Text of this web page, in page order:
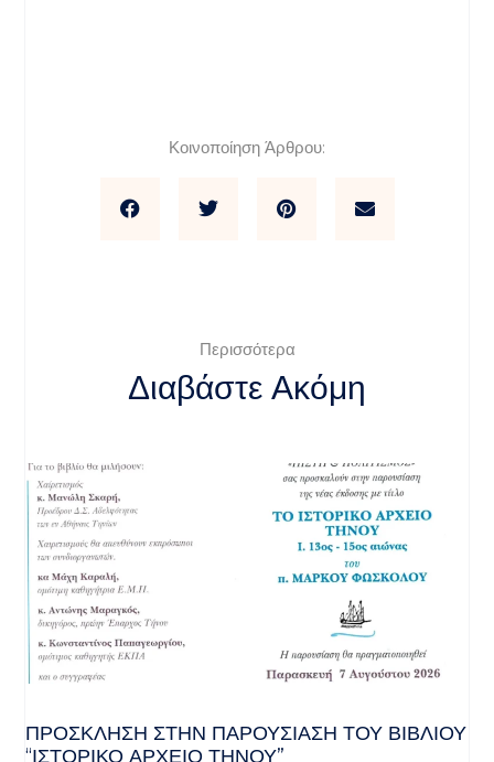
Κοινοποίηση Άρθρου:
Περισσότερα
Διαβάστε Ακόμη
ΠΡΌΣΚΛΗΣΗ ΣΤΗΝ ΠΑΡΟΥΣΊΑΣΗ ΤΟΥ ΒΙΒΛΊΟΥ
“ΙΣΤΟΡΙΚΌ ΑΡΧΕΊΟ ΤΉΝΟΥ”